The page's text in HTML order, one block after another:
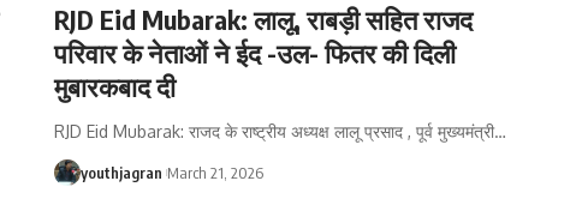
RJD Eid Mubarak: लालू, राबड़ी सहित राजद
परिवार के नेताओं ने ईद -उल- फितर की दिली
मुबारकबाद दी
RJD Eid Mubarak: राजद के राष्ट्रीय अध्यक्ष लालू प्रसाद , पूर्व मुख्यमंत्री…
youthjagran March 21, 2026